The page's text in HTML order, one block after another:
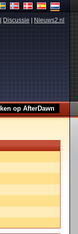
Discussie Nieuws2.nl